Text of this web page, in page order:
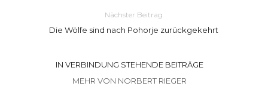
Nächster Beitrag
Die Wölfe sind nach Pohorje zurückgekehrt
IN VERBINDUNG STEHENDE BEITRÄGE
MEHR VON NORBERT RIEGER